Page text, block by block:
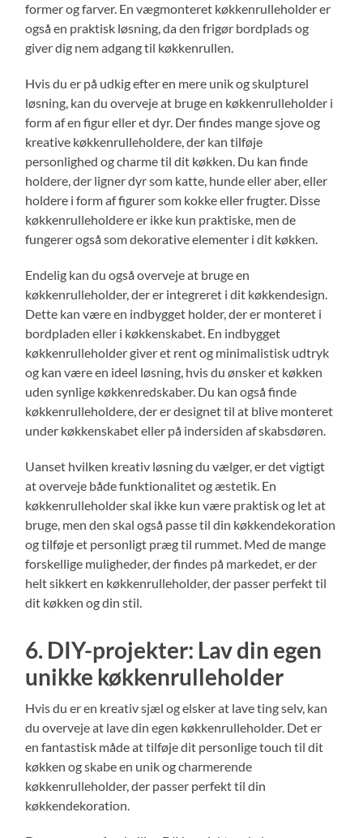
former og farver. En vægmonteret køkkenrulleholder er
også en praktisk løsning, da den frigør bordplads og
giver dig nem adgang til køkkenrullen.
Hvis du er på udkig efter en mere unik og skulpturel
løsning, kan du overveje at bruge en køkkenrulleholder i
form af en figur eller et dyr. Der findes mange sjove og
kreative køkkenrulleholdere, der kan tilføje
personlighed og charme til dit køkken. Du kan finde
holdere, der ligner dyr som katte, hunde eller aber, eller
holdere i form af figurer som kokke eller frugter. Disse
køkkenrulleholdere er ikke kun praktiske, men de
fungerer også som dekorative elementer i dit køkken.
Endelig kan du også overveje at bruge en
køkkenrulleholder, der er integreret i dit køkkendesign.
Dette kan være en indbygget holder, der er monteret i
bordpladen eller i køkkenskabet. En indbygget
køkkenrulleholder giver et rent og minimalistisk udtryk
og kan være en ideel løsning, hvis du ønsker et køkken
uden synlige køkkenredskaber. Du kan også finde
køkkenrulleholdere, der er designet til at blive monteret
under køkkenskabet eller på indersiden af skabsdøren.
Uanset hvilken kreativ løsning du vælger, er det vigtigt
at overveje både funktionalitet og æstetik. En
køkkenrulleholder skal ikke kun være praktisk og let at
bruge, men den skal også passe til din køkkendekoration
og tilføje et personligt præg til rummet. Med de mange
forskellige muligheder, der findes på markedet, er der
helt sikkert en køkkenrulleholder, der passer perfekt til
dit køkken og din stil.
6. DIY-projekter: Lav din egen
unikke køkkenrulleholder
Hvis du er en kreativ sjæl og elsker at lave ting selv, kan
du overveje at lave din egen køkkenrulleholder. Det er
en fantastisk måde at tilføje dit personlige touch til dit
køkken og skabe en unik og charmerende
køkkenrulleholder, der passer perfekt til din
køkkendekoration.